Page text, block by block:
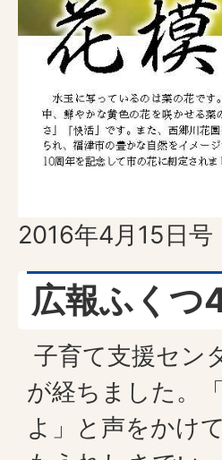
2016年4月15日号
広報ふくつ
子育て支援セン
が経ちました。
よ」と声をかけ